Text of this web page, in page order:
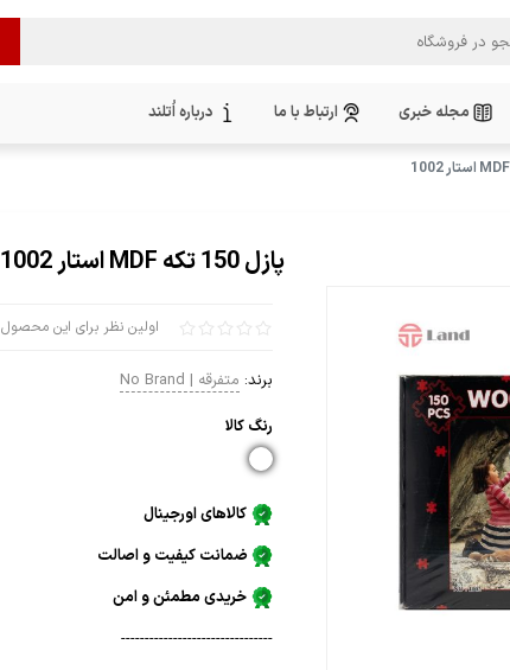
مجله خبری ارتباط با ما درباره اُتلند
پازل 150 تکه MDF استار 1002
اولین نظر برای این محصول
برند: متفرقه | No Brand
رنگ كالا
کالاهای اورجینال
ضمانت کیفیت و اصالت
خریدی مطمئن و امن
--------------------------------